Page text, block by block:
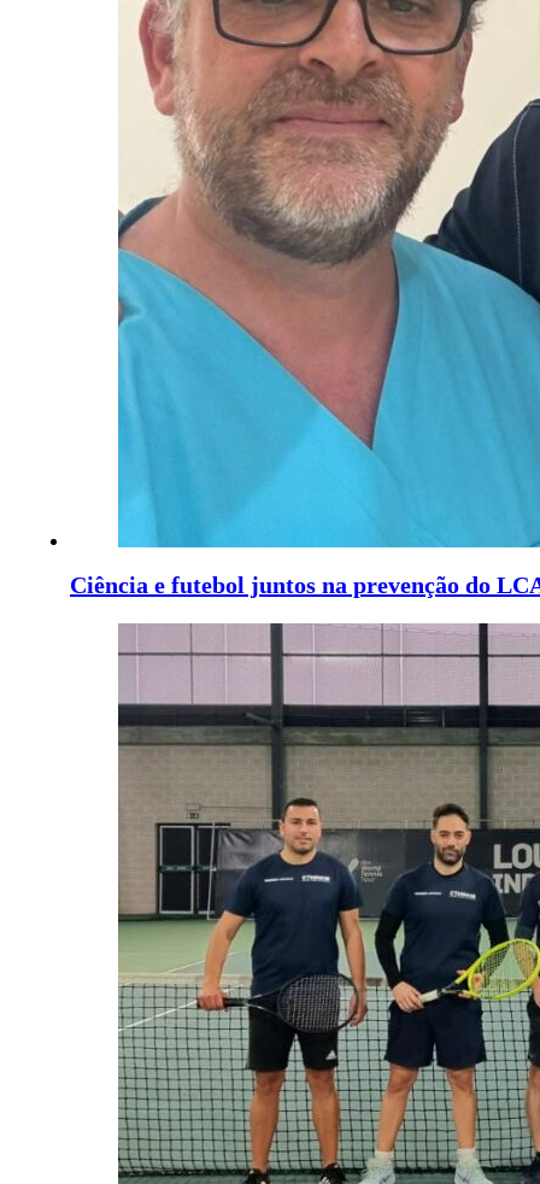
Ciência e futebol juntos na prevenção do